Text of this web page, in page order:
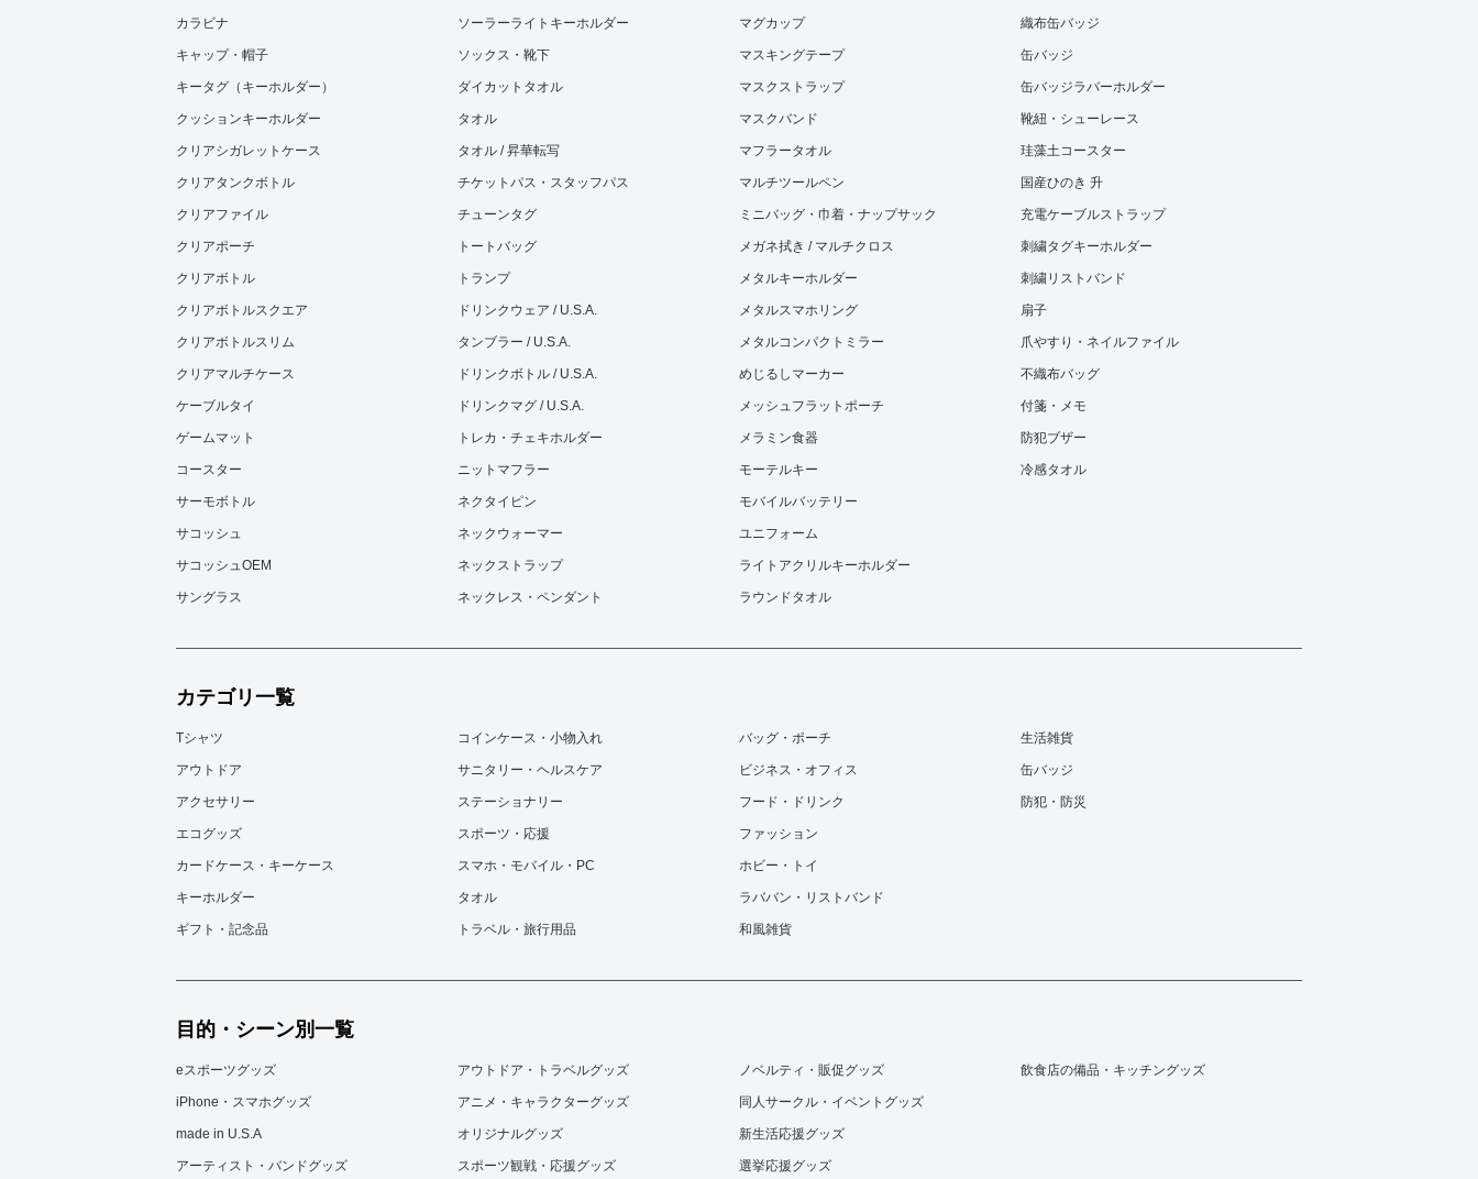
カラビナ
キャップ・帽子
キータグ（キーホルダー）
クッションキーホルダー
クリアシガレットケース
クリアタンクボトル
クリアファイル
クリアポーチ
クリアボトル
クリアボトルスクエア
クリアボトルスリム
クリアマルチケース
ケーブルタイ
ゲームマット
コースター
サーモボトル
サコッシュ
サコッシュOEM
サングラス
ソーラーライトキーホルダー
ソックス・靴下
ダイカットタオル
タオル
タオル / 昇華転写
チケットパス・スタッフパス
チューンタグ
トートバッグ
トランプ
ドリンクウェア / U.S.A.
タンブラー / U.S.A.
ドリンクボトル / U.S.A.
ドリンクマグ / U.S.A.
トレカ・チェキホルダー
ニットマフラー
ネクタイピン
ネックウォーマー
ネックストラップ
ネックレス・ペンダント
マグカップ
マスキングテープ
マスクストラップ
マスクバンド
マフラータオル
マルチツールペン
ミニバッグ・巾着・ナップサック
メガネ拭き / マルチクロス
メタルキーホルダー
メタルスマホリング
メタルコンパクトミラー
めじるしマーカー
メッシュフラットポーチ
メラミン食器
モーテルキー
モバイルバッテリー
ユニフォーム
ライトアクリルキーホルダー
ラウンドタオル
織布缶バッジ
缶バッジ
缶バッジラバーホルダー
靴紐・シューレース
珪藻土コースター
国産ひのき 升
充電ケーブルストラップ
刺繍タグキーホルダー
刺繍リストバンド
扇子
爪やすり・ネイルファイル
不織布バッグ
付箋・メモ
防犯ブザー
冷感タオル
カテゴリ一覧
Tシャツ
アウトドア
アクセサリー
エコグッズ
カードケース・キーケース
キーホルダー
ギフト・記念品
コインケース・小物入れ
サニタリー・ヘルスケア
ステーショナリー
スポーツ・応援
スマホ・モバイル・PC
タオル
トラベル・旅行用品
バッグ・ポーチ
ビジネス・オフィス
フード・ドリンク
ファッション
ホビー・トイ
ラババン・リストバンド
和風雑貨
生活雑貨
缶バッジ
防犯・防災
目的・シーン別一覧
eスポーツグッズ
iPhone・スマホグッズ
made in U.S.A
アーティスト・バンドグッズ
アウトドア・トラベルグッズ
アニメ・キャラクターグッズ
オリジナルグッズ
スポーツ観戦・応援グッズ
ノベルティ・販促グッズ
同人サークル・イベントグッズ
新生活応援グッズ
選挙応援グッズ
飲食店の備品・キッチングッズ